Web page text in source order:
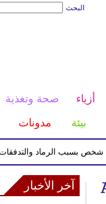
البحث
أزياء صحة وتغذية
بيئة مدونات
آخر الأخبار